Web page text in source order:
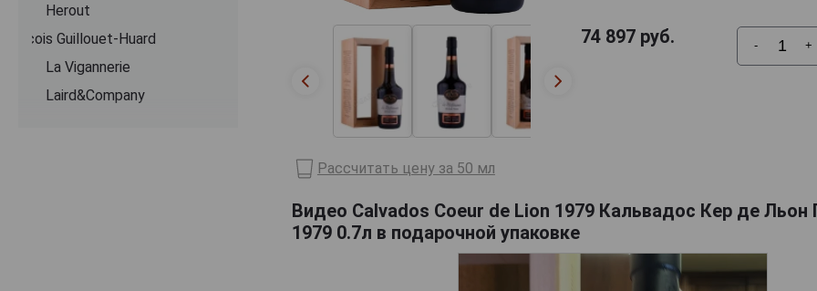
Herout
Francois Guillouet-Huard
La Vigannerie
Laird&Company
74 897руб. - +
Рассчитать цену за 50 мл
Видео Calvados Coeur de Lion 1979 Кальвадос Кер де
1979 0.7л в подарочной упаковке